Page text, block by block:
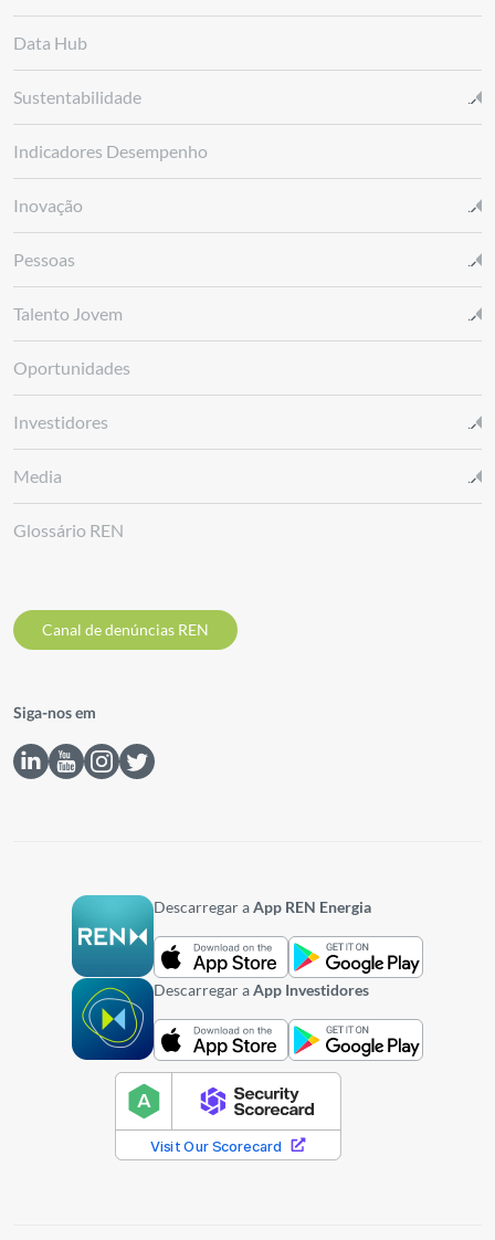
Data Hub
Sustentabilidade
Indicadores Desempenho
Inovação
Pessoas
Talento Jovem
Oportunidades
Investidores
Media
Glossário REN
Canal de denúncias REN
Siga-nos em
Descarregar aApp REN Energia
Descarregar aApp Investidores